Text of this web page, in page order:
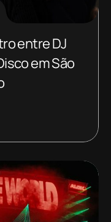
entre DJ
em São